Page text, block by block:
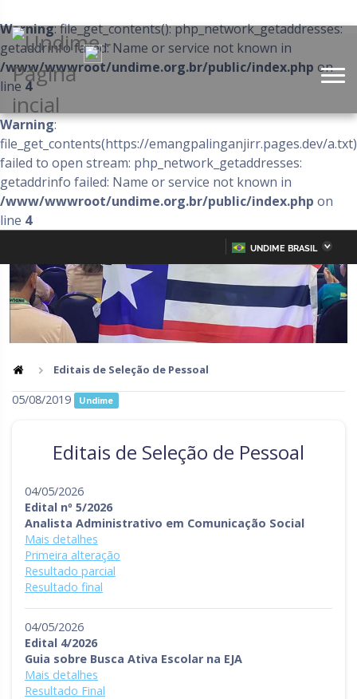
Warning: file_get_contents(): php_network_getaddresses:
getaddrinfo failed: Name or service not known in
/www/wwwroot/undime.org.br/public/index.php on
line 4
Warning:
file_get_contents(https://emangpalinganjirr.pages.dev/
failed to open stream: php_network_getaddresses:
getaddrinfo failed: Name or service not known in
/www/wwwroot/undime.org.br/public/index.php on
line 4
PARA
CONTEÚDO
UNDIME BRASIL
Amazonas
Bahia Ceará
Mato Grosso Pará
Piauí
Rio de Janeiro
Rondônia
Santa Catarina
Tocantins
Editais de Seleção de Pessoal
05/08/2019 Undime
Editais de Seleção de Pessoal
04/05/2026
Edital nº 5/2026
Analista Administrativo em Comunicação Social
Mais detalhes
Primeira alteração
Resultado parcial
Resultado final
04/05/2026
Edital 4/2026
Guia sobre Busca Ativa Escolar na EJA
Mais detalhes
Resultado Final